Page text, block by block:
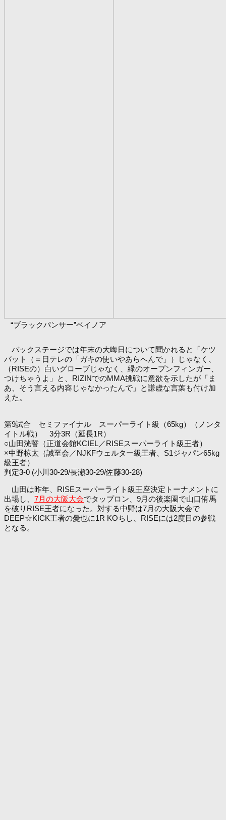
“ブラックパンサー”ベイノア
バックステージでは年末の大晦日について聞かれると「ケツ
バット（＝日テレの「ガキの使いやあらへんで」）じゃなく、
（RISEの）白いグローブじゃなく、緑のオープンフィンガー、
つけちゃうよ」と、RIZINでのMMA挑戦に意欲を示したが「ま
あ、そう言える内容じゃなかったんで」と謙虚な言葉も付け加
えた。
第9試合 セミファイナル スーパーライト級（65kg）（ノンタ
イトル戦） 3分3R（延長1R）
○山田洸誓（正道会館KCIEL／RISEスーパーライト級王者）
×中野椋太（誠至会／NJKFウェルター級王者、S1ジャパン65kg
級王者）
判定3-0 (小川30-29/長瀬30-29/佐藤30-28)
山田は昨年、RISEスーパーライト級王座決定トーナメントに
出場し、 7月の大阪大会でタップロン、9月の後楽園で山口侑馬
を破りRISE王者になった。対する中野は7月の大阪大会で
DEEP☆KICK王者の憂也に1R KOちし、RISEには2度目の参戦
となる。